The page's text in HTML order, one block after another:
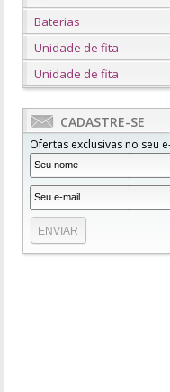
Baterias
Unidade de fita
Unidade de fita
CADASTRE-SE
Ofertas exclusivas no seu